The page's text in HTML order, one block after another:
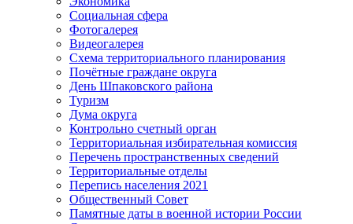
Социальная сфера
Фотогалерея
Видеогалерея
Схема территориального планирования
Почётные граждане округа
День Шпаковского района
Туризм
Дума округа
Контрольно счетный орган
Территориальная избирательная комиссия
Перечень пространственных сведений
Территориальные отделы
Перепись населения 2021
Общественный Совет
Памятные даты в военной истории России